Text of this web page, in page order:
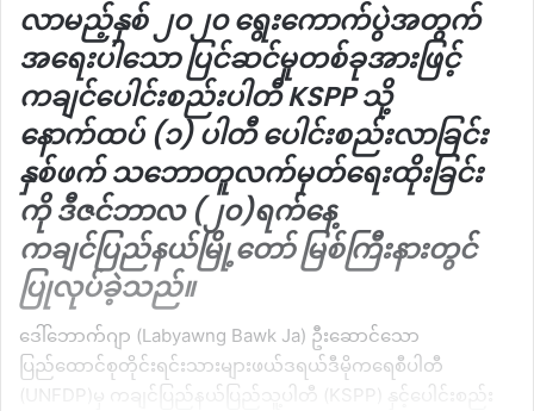
လာမည့်နှစ် ၂၀၂၀ ရွေးကောက်ပွဲအတွက်
အရေးပါသော ပြင်ဆင်မှုတစ်ခုအားဖြင့်
ကချင်ပေါင်းစည်းပါတီ KSPP သို့
နောက်ထပ် (၁) ပါတီ ပေါင်းစည်းလာခြင်း
နှစ်ဖက် သဘောတူလက်မှတ်ရေးထိုးခြင်း
ကို ဒီဇင်ဘာလ (၂၀)ရက်နေ့
ကချင်ပြည်နယ်မြို့တော် မြစ်ကြီးနားတွင်
ပြုလုပ်ခဲ့သည်။
ဒေါ်ဘောက်ဂျာ (Labyawng Bawk Ja) ဦးဆောင်သော
ပြည်ထောင်စုတိုင်းရင်းသားများဖယ်ဒရယ်ဒီမိုကရေစီပါတီ
(UNFDP)မှ ကချင်ပြည်နယ်ပြည်သူ့ပါတီ (KSPP) နှင့်ပေါင်းစည်း